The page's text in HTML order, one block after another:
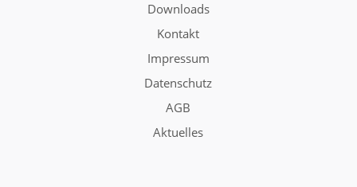
Downloads
Kontakt
Impressum
Datenschutz
AGB
Aktuelles